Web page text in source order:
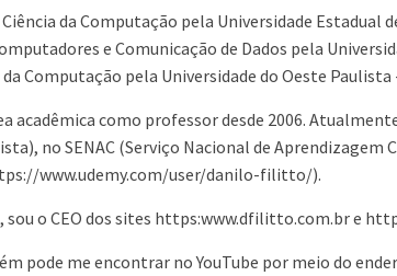
da Computação pela Universidade Estadual
e Comunicação de Dados pela
Computação pela Universidade do Oeste Paulista
acadêmica como professor desde 2006.
no SENAC (Serviço Nacional de Aprendizagem
www.udemy.com/user/danilo-filitto/).
sou o CEO dos sites https:www.dfilitto.com.br e
pode me encontrar no YouTube por meio do